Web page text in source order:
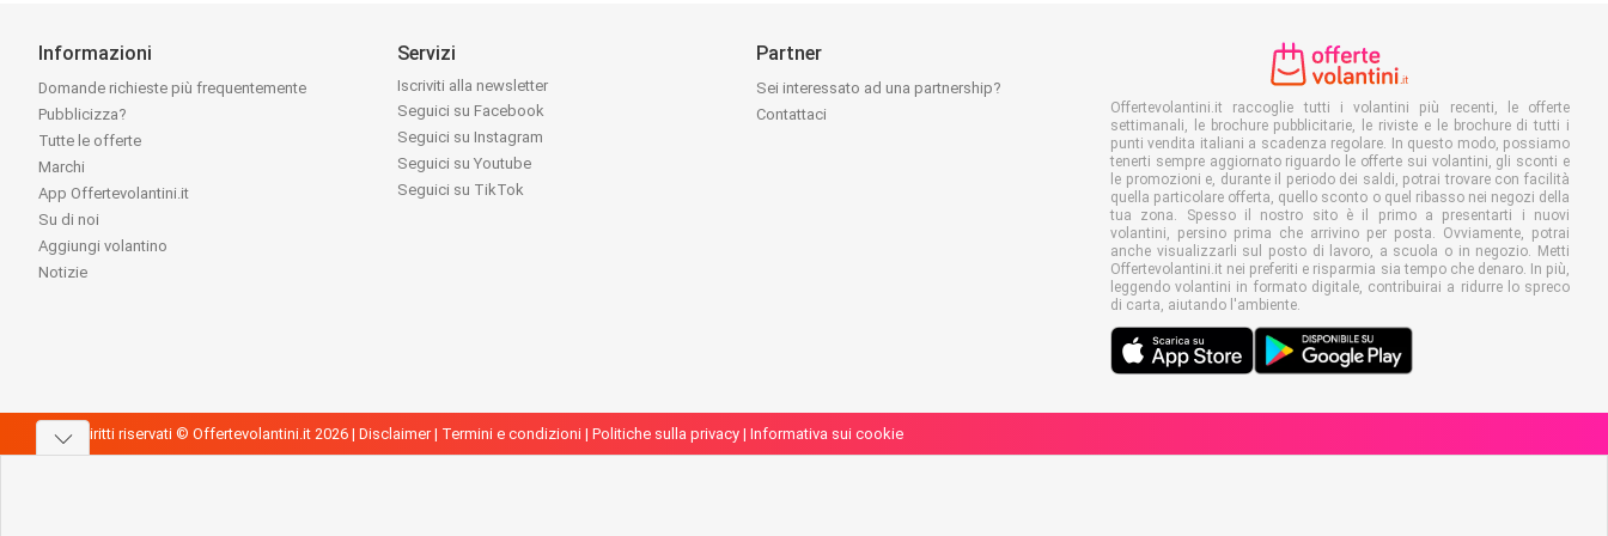
Informazioni
Domande richieste più frequentemente
Pubblicizza?
Tutte le offerte
Marchi
App Offertevolantini.it
Su di noi
Aggiungi volantino
Notizie
Servizi
Iscriviti alla newsletter
Seguici su Facebook
Seguici su Instagram
Seguici su Youtube
Seguici su TikTok
Partner
Sei interessato ad una partnership?
Contattaci
Offertevolantini.it raccoglie tutti i volantini più recenti, le offerte
settimanali, le brochure pubblicitarie, le riviste e le brochure di tutti i
punti vendita italiani a scadenza regolare. In questo modo, possiamo
tenerti sempre aggiornato riguardo le offerte sui volantini, gli sconti e
le promozioni e, durante il periodo dei saldi, potrai trovare con facilità
quella particolare offerta, quello sconto o quel ribasso nei negozi della
tua zona. Spesso il nostro sito è il primo a presentarti i nuovi
volantini, persino prima che arrivino per posta. Ovviamente, potrai
anche visualizzarli sul posto di lavoro, a scuola o in negozio. Metti
Offertevolantini.it nei preferiti e risparmia sia tempo che denaro. In più,
leggendo volantini in formato digitale, contribuirai a ridurre lo spreco
di carta, aiutando l'ambiente.
Tutti i diritti riservati © Offertevolantini.it 2026 | Disclaimer| Termini e condizioni | Politiche sulla privacy | Informativa sui cookie